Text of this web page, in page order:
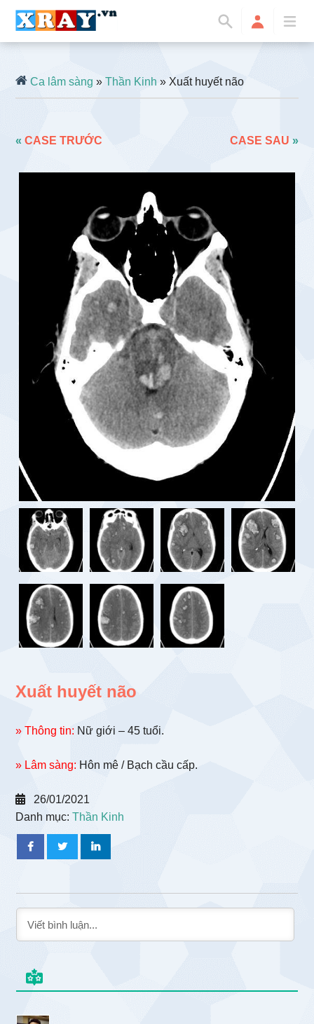
Ca lâm sàng »Thần Kinh » Xuất huyết não
«CASE TRƯỚC CASE SAU »
Xuất huyết não
» Thông tin: Nữ giới – 45 tuổi.
» Lâm sàng: Hôn mê / Bạch cầu cấp.
26/01/2021
Danh mục:Thần Kinh